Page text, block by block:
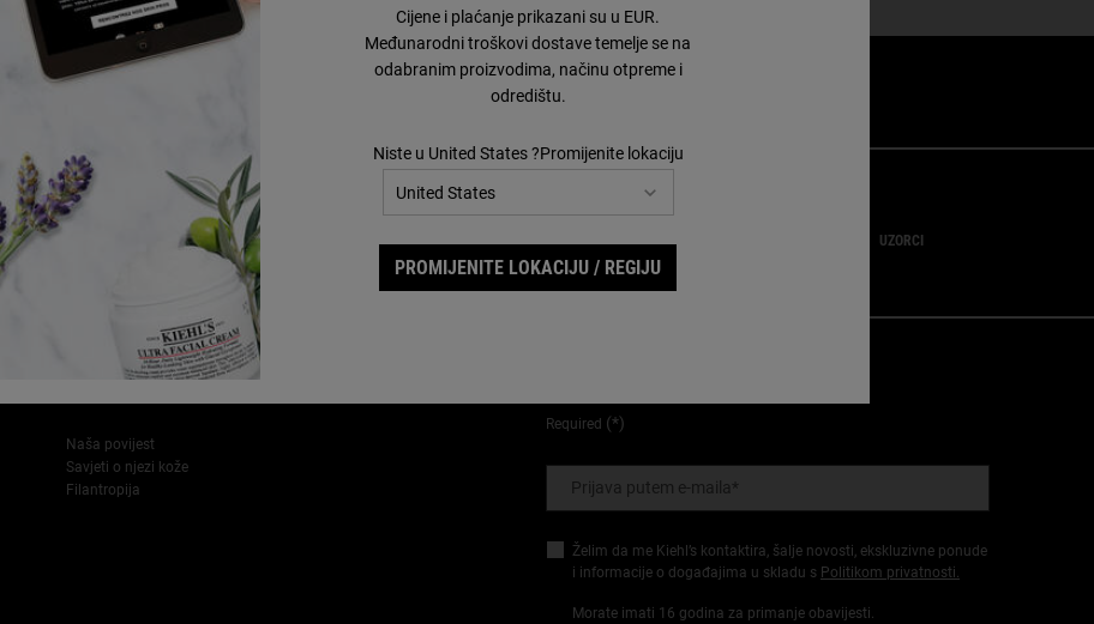
BESPLATNA PONUDE POKLONI UZORCI
O KIEHL'SU
Naša povijest
Savjeti o njezi kože
Filantropija
Required (*)
Prijava putem e-maila *
Želim da me Kiehl’s kontaktira, šalje novosti, ekskluzivne ponude
i informacije o događajima u skladu s Politikom privatnosti.
Morate imati 16 godina za primanje obavijesti.
Cijene i plaćanje prikazani su u EUR.
Međunarodni troškovi dostave temelje se na
odabranim proizvodima, načinu otpreme i
odredištu.
Niste u United States ?Promijenite lokaciju
PROMIJENITE LOKACIJU / REGIJU